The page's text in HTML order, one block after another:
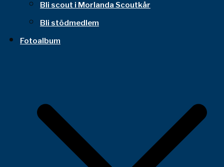
Bli scout i Morlanda Scoutkår
Bli stödmedlem
Fotoalbum